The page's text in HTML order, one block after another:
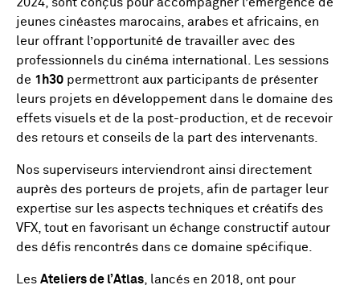
jeunes cinéastes marocains, arabes et africains, en
leur offrant l’opportunité de travailler avec des
professionnels du cinéma international. Les sessions
de 1h30 permettront aux participants de présenter
leurs projets en développement dans le domaine des
effets visuels et de la post-production, et de recevoir
des retours et conseils de la part des intervenants.
Nos superviseurs interviendront ainsi directement
auprès des porteurs de projets, afin de partager leur
expertise sur les aspects techniques et créatifs des
VFX, tout en favorisant un échange constructif autour
des défis rencontrés dans ce domaine spécifique.
Les Ateliers de l’Atlas , lancés en 2018, ont pour